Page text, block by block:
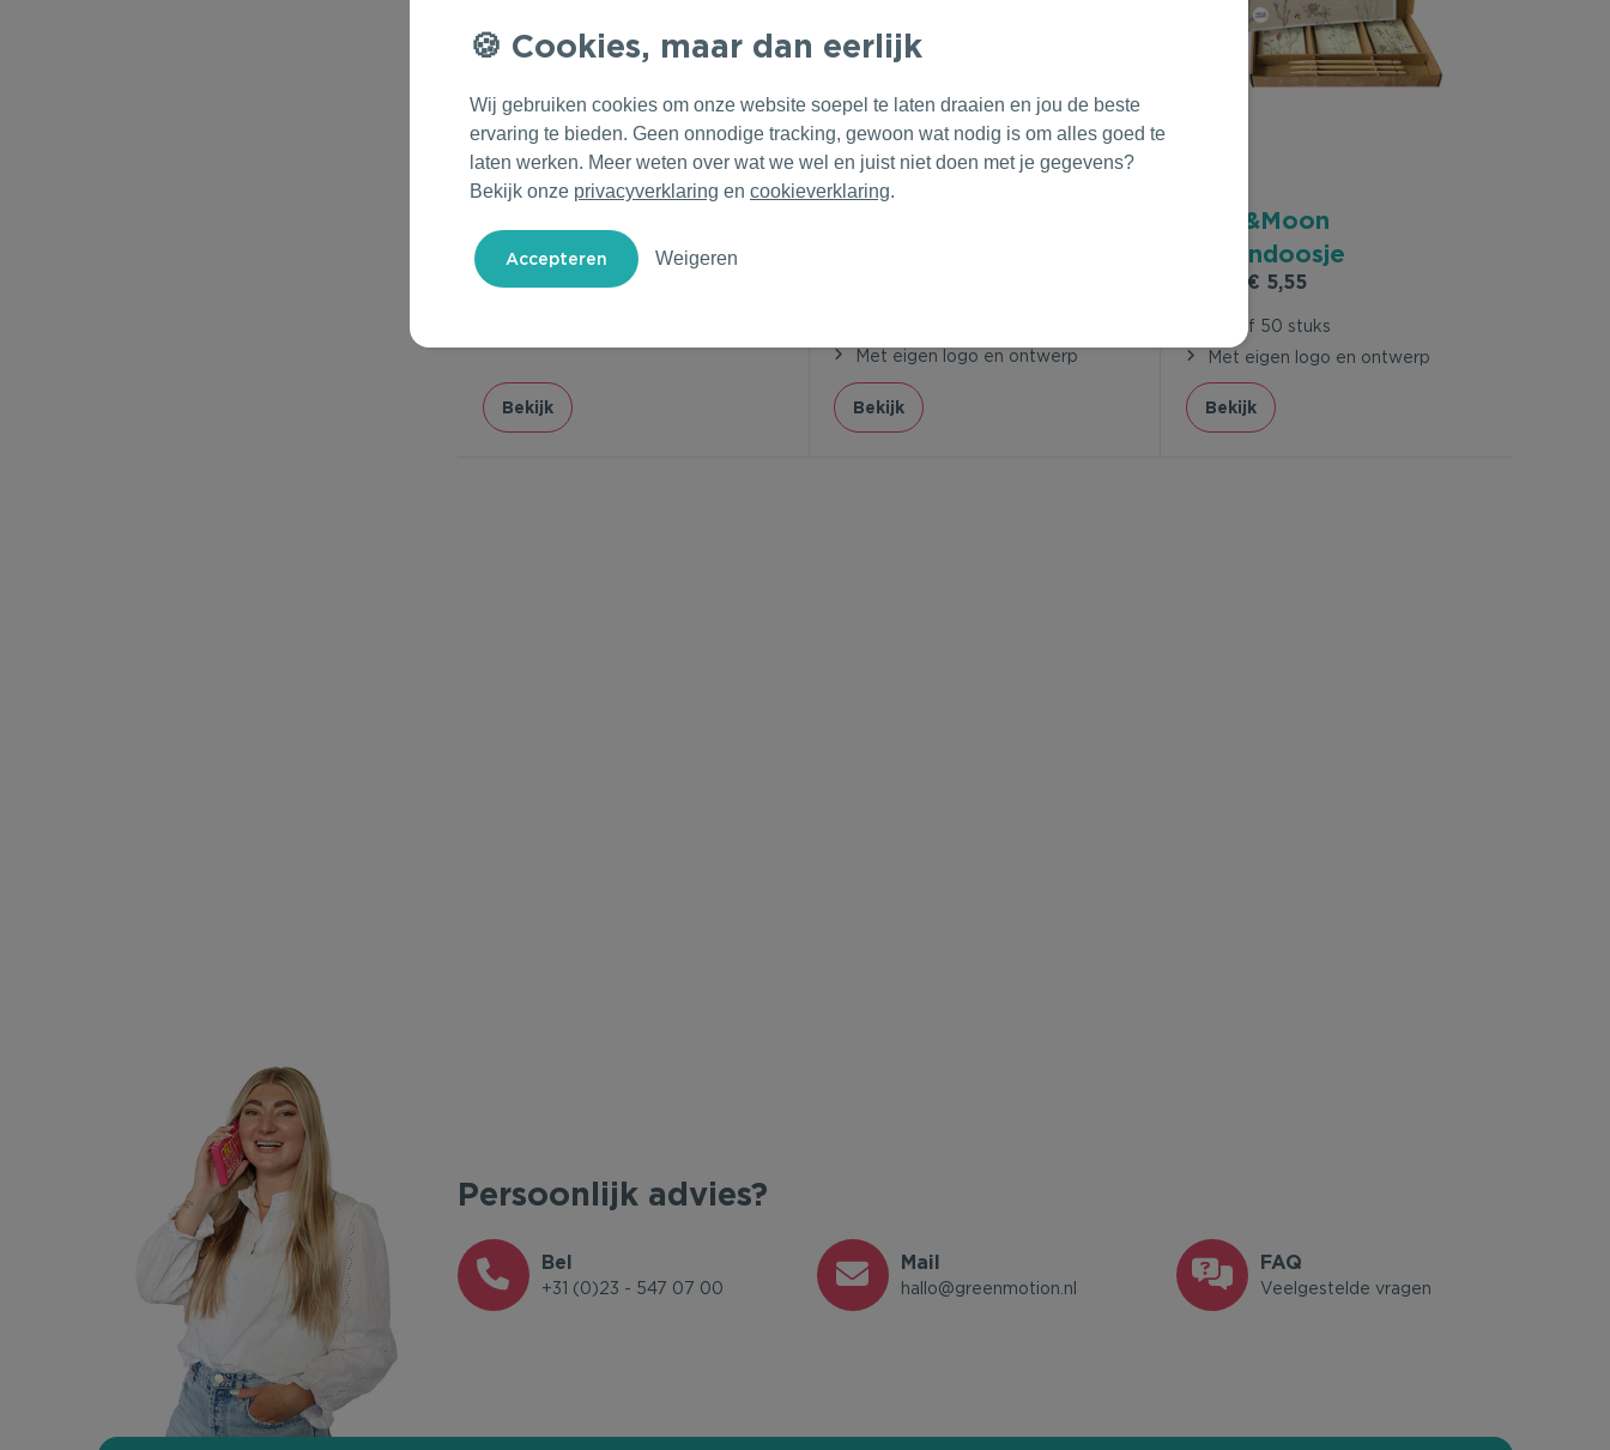
vanaf € 0,62
Vanaf 30 stuks
Bekijk
Met eigen logo en ontwerp
Bekijk
Veer&Moon
Zadendoosje
€ 5,55
Vanaf 50 stuks
Met eigen logo en ontwerp
Bekijk
Persoonlijk advies?
Bel
+31 (0)23 - 547 07 00
Mail
hallo@greenmotion.nl
FAQ
Veelgestelde vragen
Cookies, maar dan eerlijk
Wij gebruiken cookies om onze website soepel te laten draaien en jou de beste
ervaring te bieden. Geen onnodige tracking, gewoon wat nodig is om alles goed te
laten werken. Meer weten over wat we wel en juist niet doen met je gegevens?
Bekijk onze privacyverklaring en cookieverklaring.
Weigeren